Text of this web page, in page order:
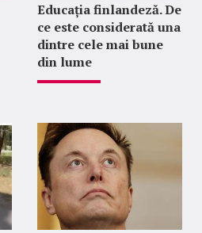
Educația finlandeză. De
ce este considerată una
dintre cele mai bune
din lume